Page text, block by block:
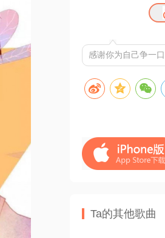
感谢你为自己争一口
Ta的其他歌曲